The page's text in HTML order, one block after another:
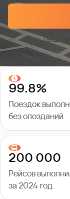
99.8%
Поездок
без опозданий
200 000
Рейсов
за 2024 год